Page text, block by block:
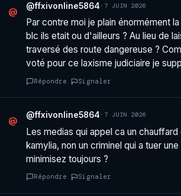
@
@ffxivonline5864 · 7 JUIN 2026
Par contre moi je plain énormément
blc ils etait ou d'ailleurs ? Au lieu de
traversé des route dangereuse ?
voté pour ce laxisme judiciaire je
Répondre Signaler
@
@ffxivonline5864 · 7 JUIN 2026
Les medias qui appel ca un chauffard
kamylia, non un criminel qui a tuer
minimisez toujours ?
Répondre Signaler